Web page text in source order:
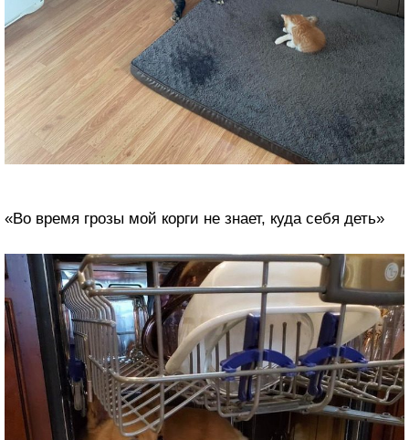
«Во время грозы мой корги не знает, куда себя деть»